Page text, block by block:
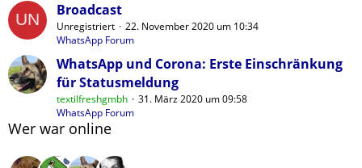
Broadcast
Unregistriert
22. November 2020 um 10:34
WhatsApp Forum
WhatsApp und Corona: Erste Einschränkung
für Statusmeldung
textilfreshgmbh
31. März 2020 um 09:58
WhatsApp Forum
Wer war online